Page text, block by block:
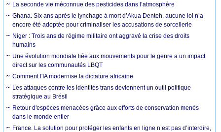
La seconde vie méconnue des pesticides dans l’atmosphère
Ghana. Six ans après le lynchage à mort d’Akua Denteh, aucune loi n’a
encore été adoptée pour criminaliser les accusations de sorcellerie
Niger : Trois ans de régime militaire ont aggravé la crise des droits
humains
Une évolution mondiale liée aux mouvements pour le genre a un impact
direct sur les communautés LBQT
Comment l'IA modernise la dictature africaine
Les attaques contre les identités trans deviennent un outil politique
stratégique au Brésil
Retour d'espèces menacées grâce aux efforts de conservation menés
dans le monde entier
France. La solution pour protéger les enfants en ligne n’est pas d’interdire,